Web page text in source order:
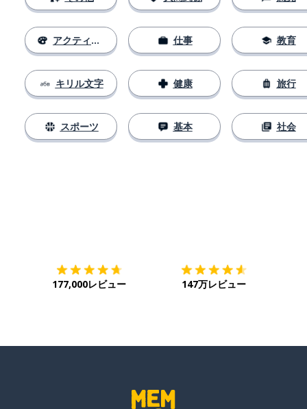
アクティビティ
キリル文字
スポーツ
仕事
健康
基本
教育
旅行
社会
177,000レビュー 147万レビュー